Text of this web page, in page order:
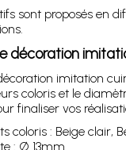
sont proposés en
décoration
imitation
coloris et le
finaliser vos
coloris : Beige clair,
: Ø 13mm